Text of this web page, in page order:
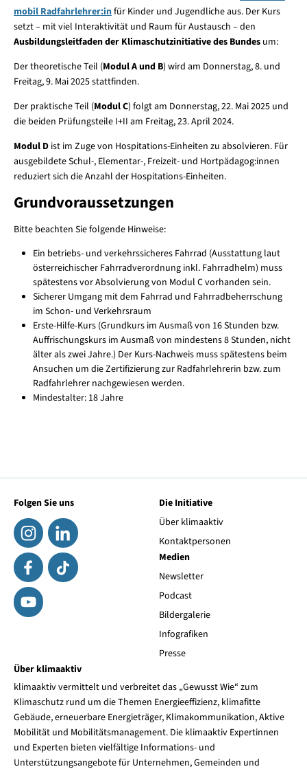
mobil Radfahrlehrer:infür Kinder und Jugendliche aus. Der Kurs
setzt – mit viel Interaktivität und Raum für Austausch – den
Ausbildungsleitfaden der Klimaschutzinitiative des Bundesum:
Der theoretische Teil (Modul A und B) wird am Donnerstag, 8. und
Freitag, 9. Mai 2025 stattfinden.
Der praktische Teil (Modul C) folgt am Donnerstag, 22. Mai 2025 und
die beiden Prüfungsteile I+II am Freitag, 23. April 2024.
Modul Dist im Zuge von Hospitations-Einheiten zu absolvieren. Für
ausgebildete Schul-, Elementar-, Freizeit- und Hortpädagog:innen
reduziert sich die Anzahl der Hospitations-Einheiten.
Grundvoraussetzungen
Bitte beachten Sie folgende Hinweise:
Ein betriebs- und verkehrssicheres Fahrrad (Ausstattung laut
österreichischer Fahrradverordnung inkl. Fahrradhelm) muss
spätestens vor Absolvierung von Modul C vorhanden sein.
Sicherer Umgang mit dem Fahrrad und Fahrradbeherrschung
im Schon- und Verkehrsraum
Erste-Hilfe-Kurs (Grundkurs im Ausmaß von 16 Stunden bzw.
Auffrischungskurs im Ausmaß von mindestens 8 Stunden, nicht
älter als zwei Jahre.) Der Kurs-Nachweis muss spätestens beim
Ansuchen um die Zertifizierung zur Radfahrlehrerin bzw. zum
Radfahrlehrer nachgewiesen werden.
Mindestalter: 18 Jahre
Folgen Sie uns
Die Initiative
Über klimaaktiv
Kontaktpersonen
Medien
Newsletter
Podcast
Bildergalerie
Infografiken
Presse
Über klimaaktiv
klimaaktiv vermittelt und verbreitet das „Gewusst Wie“ zum
Klimaschutz rund um die Themen Energieeffizienz, klimafitte
Gebäude, erneuerbare Energieträger, Klimakommunikation, Aktive
Mobilität und Mobilitätsmanagement. Die klimaaktiv Expertinnen
und Experten bieten vielfältige Informations- und
Unterstützungsangebote für Unternehmen, Gemeinden und